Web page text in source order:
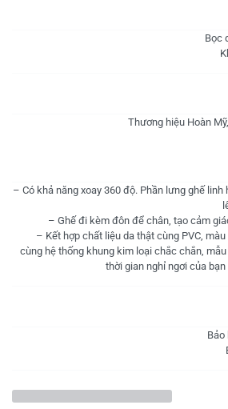
Bọc
Thương hiệu Hoàn
– Có khả năng xoay 360 độ. Phần lưng ghế linh
– Ghế đi kèm đôn để chân, tạo cảm
– Kết hợp chất liệu da thật cùng PVC,
cùng hệ thống khung kim loại chắc chắn,
thời gian nghỉ ngơi của
Bảo